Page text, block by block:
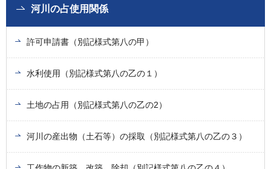
河川の占使用関係
許可申請書（別記様式第八の甲）
水利使用（別記様式第八の乙の１）
土地の占用（別記様式第八の乙の2）
河川の産出物（土石等）の採取（別記様式第八の乙の３）